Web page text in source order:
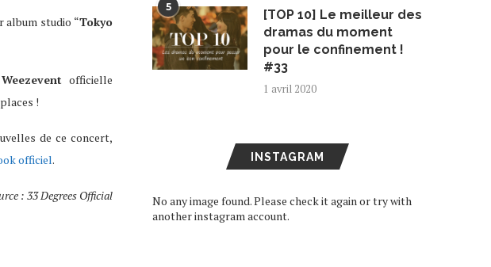
album studio “Tokyo
Weezevent officielle
!
de ce concert,
officiel.
: 33 Degrees Official
5
[TOP 10] Le meilleur des
dramas du moment
pour le confinement !
#33
1 avril 2020
INSTAGRAM
No any image found. Please check it again or try with
another instagram account.